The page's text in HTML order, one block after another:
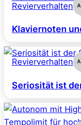
Revierverhalten
Klaviernoten
Revierverhalten
Seriosität ist